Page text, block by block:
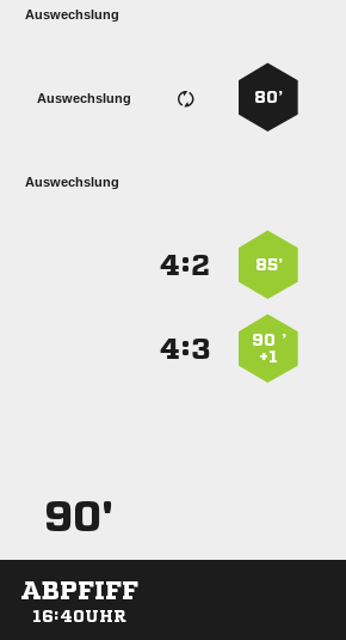
Auswechslung
80’
Auswechslung
Auswechslung
85’
:
90 ’
+1
:
90'
ABPFIFF
16:40UHR